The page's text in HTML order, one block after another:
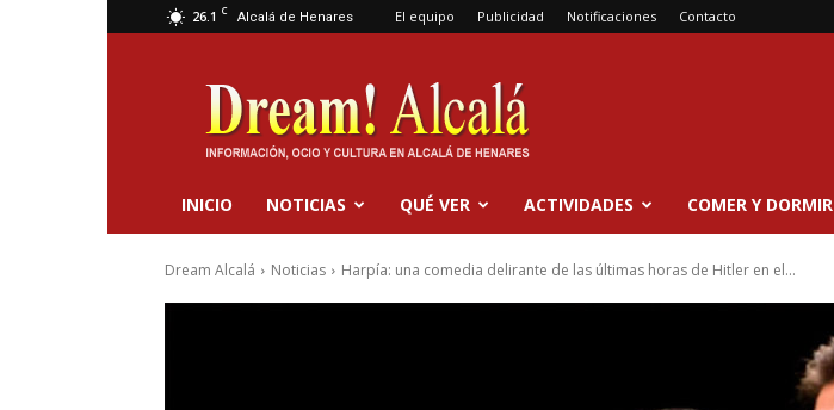
26.1 C Alcalá de Henares El equipo Publicidad Notificaciones Contacto
Dream
Alcalá
INICIO NOTICIAS QUÉ VER ACTIVIDADES COMER Y DORMIR
Dream Alcalá Noticias Harpía: una comedia delirante de las últimas horas de Hitler en el...